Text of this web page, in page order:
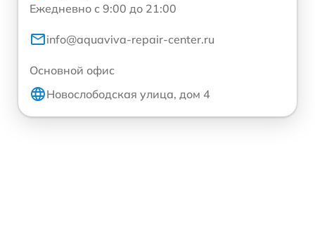
Ежедневно с 9:00 до 21:00
info@aquaviva-repair-center.ru
Основной офис
Новослободская улица, дом 4